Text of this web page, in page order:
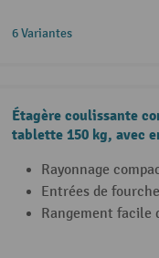
6 Variantes
Étagère coulissante
tablette 150 kg, avec
Rayonnage
Entrées de
Rangement facile